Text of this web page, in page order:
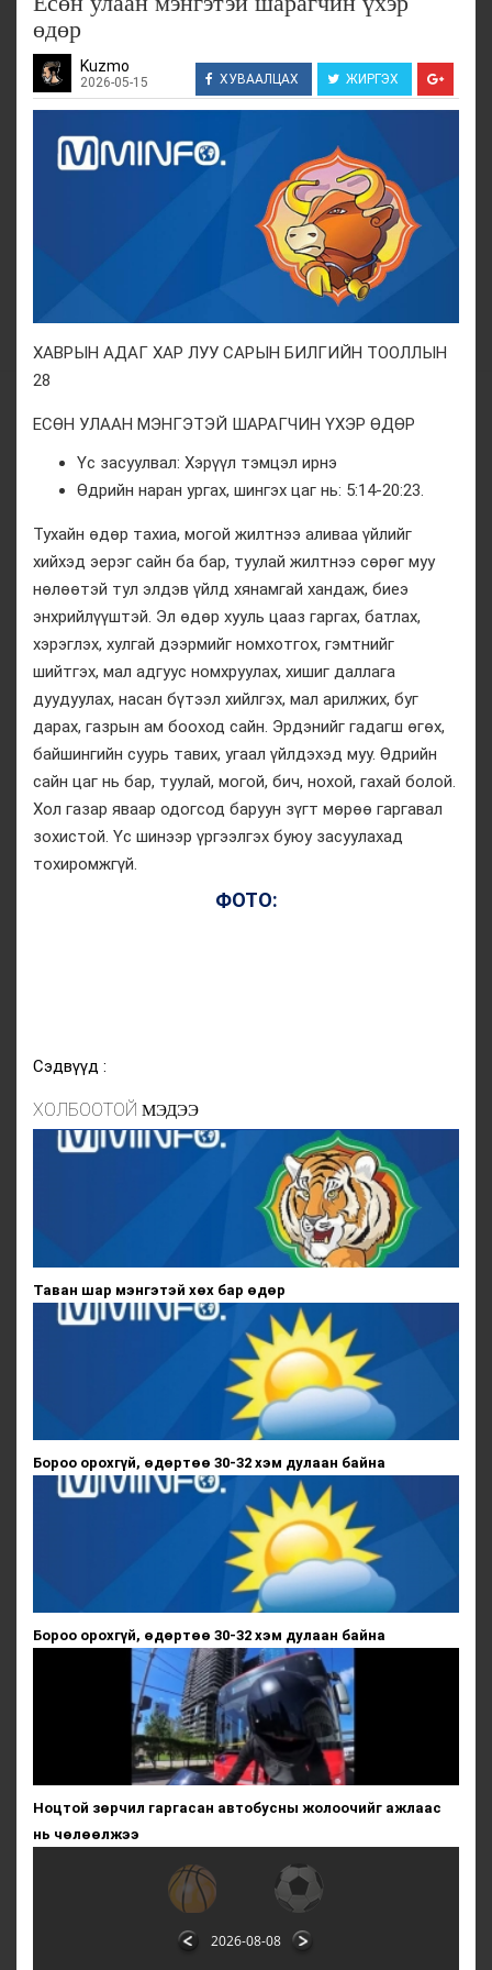
өдөр
Kuzmo
2026-05-15 ХУВААЛЦАХ ЖИРГЭХ
ХАВРЫН АДАГ ХАР ЛУУ САРЫН БИЛГИЙН ТООЛЛЫН
28
ЕСӨН УЛААН МЭНГЭТЭЙ ШАРАГЧИН ҮХЭР ӨДӨР
Үс засуулвал: Хэрүүл тэмцэл ирнэ
Өдрийн наран ургах, шингэх цаг нь: 5:14-20:23.
Тухайн өдөр тахиа, могой жилтнээ аливаа үйлийг
хийхэд эерэг сайн ба бар, туулай жилтнээ сөрөг муу
нөлөөтэй тул элдэв үйлд хянамгай хандаж, биеэ
энхрийлүүштэй. Эл өдөр хууль цааз гаргах, батлах,
хэрэглэх, хулгай дээрмийг номхотгох, гэмтнийг
шийтгэх, мал адгуус номхруулах, хишиг даллага
дуудуулах, насан бүтээл хийлгэх, мал арилжих, буг
дарах, газрын ам бооход сайн. Эрдэнийг гадагш өгөх,
байшингийн суурь тавих, угаал үйлдэхэд муу. Өдрийн
сайн цаг нь бар, туулай, могой, бич, нохой, гахай болой.
Хол газар яваар одогсод баруун зүгт мөрөө гаргавал
зохистой. Үс шинээр үргээлгэх буюу засуулахад
тохиромжгүй.
ФОТО:
Сэдвүүд :
ХОЛБООТОЙ МЭДЭЭ
Таван шар мэнгэтэй хөх бар өдөр
Бороо орохгүй, өдөртөө 30-32 хэм дулаан байна
Бороо орохгүй, өдөртөө 30-32 хэм дулаан байна
Ноцтой зөрчил гаргасан автобусны жолоочийг ажлаас
нь чөлөөлжээ
2026-08-08